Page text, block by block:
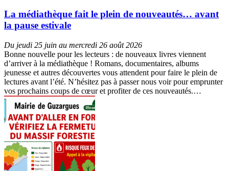
La médiathèque fait le plein de nouveautés… avant
la pause estivale
Du jeudi 25 juin au mercredi 26 août 2026
Bonne nouvelle pour les lecteurs : de nouveaux livres viennent
d’arriver à la médiathèque ! Romans, documentaires, albums
jeunesse et autres découvertes vous attendent pour faire le plein de
lectures avant l’été. N’hésitez pas à passer nous voir pour emprunter
vos prochains coups de cœur et profiter de ces nouveautés.…